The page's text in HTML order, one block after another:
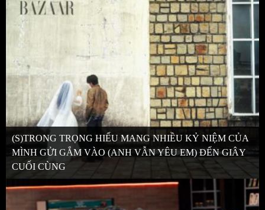
(S)TRONG TRỌNG HIẾU MANG NHIỀU KỶ NIỆM CỦA
MÌNH GỬI GẮM VÀO (ANH VẪN YÊU EM) ĐẾN GIÂY
CUỐI CÙNG